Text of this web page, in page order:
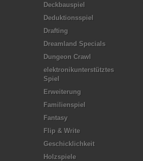
Deckbauspiel
Deduktionsspiel
Drafting
Dreamland Specials
Dungeon Crawl
elektronikunterstütztes
Spiel
Erweiterung
Familienspiel
Fantasy
Flip & Write
Geschicklichkeit
Holzspiele